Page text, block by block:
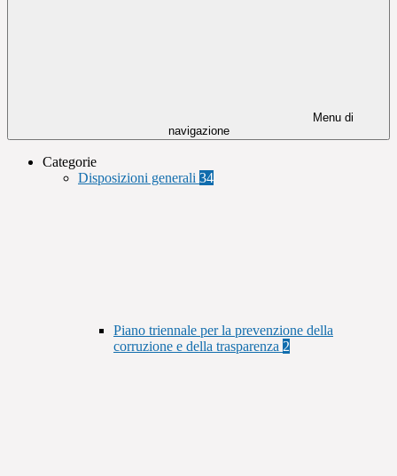
Menu di
navigazione
Categorie
Disposizioni generali 34
Piano triennale per la prevenzione della
corruzione e della trasparenza 2